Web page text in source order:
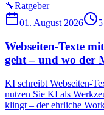
🔧Ratgeber
01. August 2026
Webseiten-Texte
geht – und wo der
KI schreibt Webseiten-
nutzen Sie KI als
klingt – der ehrliche